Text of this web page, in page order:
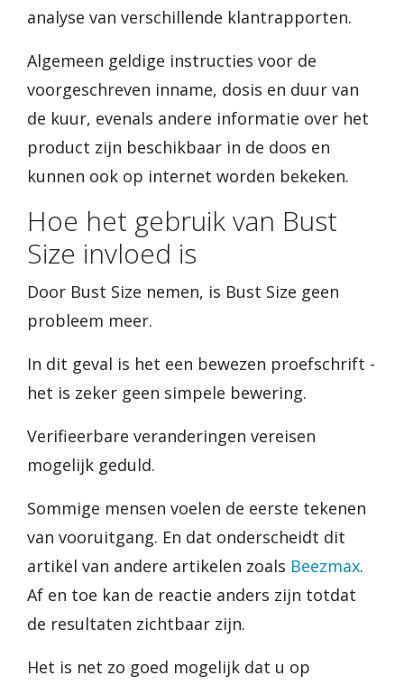
analyse van verschillende klantrapporten.
Algemeen geldige instructies voor de
voorgeschreven inname, dosis en duur van
de kuur, evenals andere informatie over het
product zijn beschikbaar in de doos en
kunnen ook op internet worden bekeken.
Hoe het gebruik van Bust
Size invloed is
Door Bust Size nemen, is Bust Size geen
probleem meer.
In dit geval is het een bewezen proefschrift -
het is zeker geen simpele bewering.
Verifieerbare veranderingen vereisen
mogelijk geduld.
Sommige mensen voelen de eerste tekenen
van vooruitgang. En dat onderscheidt dit
artikel van andere artikelen zoals Beezmax.
Af en toe kan de reactie anders zijn totdat
de resultaten zichtbaar zijn.
Het is net zo goed mogelijk dat u op